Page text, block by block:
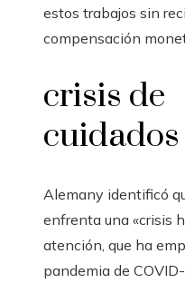
estos trabajos sin
compensación
crisis de
cuidados
Alemany identificó
enfrenta una «crisis
atención, que ha
pandemia de